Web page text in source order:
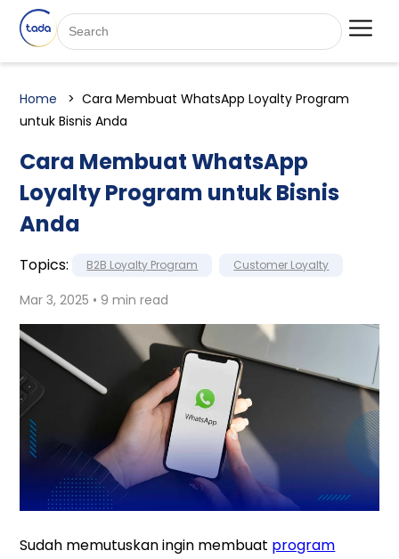
Home
Cara Membuat WhatsApp Loyalty Program
untuk Bisnis Anda
Cara Membuat WhatsApp
Loyalty Program untuk Bisnis
Anda
Topics: B2B Loyalty Program Customer Loyalty
Mar 3, 2025 • 9 min read
Sudah memutuskan ingin membuat program